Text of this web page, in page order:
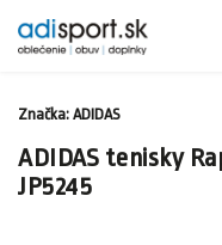
ADIDAS tenisky
JP5245
Značka: ADIDAS